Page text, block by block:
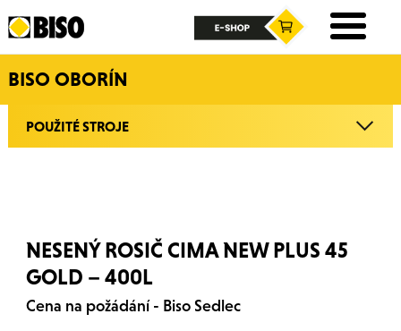
BISO OBORÍN
POUŽITÉ STROJE
NESENÝ ROSIČ CIMA NEW PLUS 45
GOLD – 400L
Cena na požádání - Biso Sedlec